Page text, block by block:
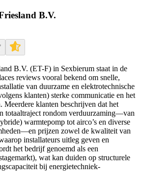
B.V.
B.V. (ET-F) in Sexbierum staat in de
reviews vooral bekend om snelle,
van duurzame en elektrotechnische
klanten) sterke communicatie en het
Meerdere klanten beschrijven dat het
totaaltraject rondom verduurzaming—van
warmtepomp tot airco’s en diverse
prijzen zowel de kwaliteit van
installateurs uitleg geven en
het bedrijf genoemd als een
wat kan duiden op structurele
bij energietechniek-